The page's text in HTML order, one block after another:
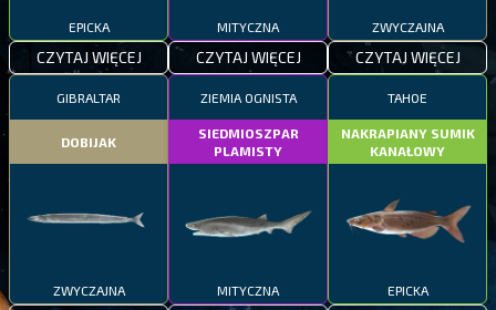
EPICKA
CZYTAJ WIĘCEJ
MITYCZNA
CZYTAJ WIĘCEJ
ZWYCZAJNA
CZYTAJ WIĘCEJ
GIBRALTAR
DOBIJAK
ZWYCZAJNA
ZIEMIA OGNISTA
SIEDMIOSZPAR
PLAMISTY
MITYCZNA
TAHOE
NAKRAPIANY SUMIK
KANAŁOWY
EPICKA